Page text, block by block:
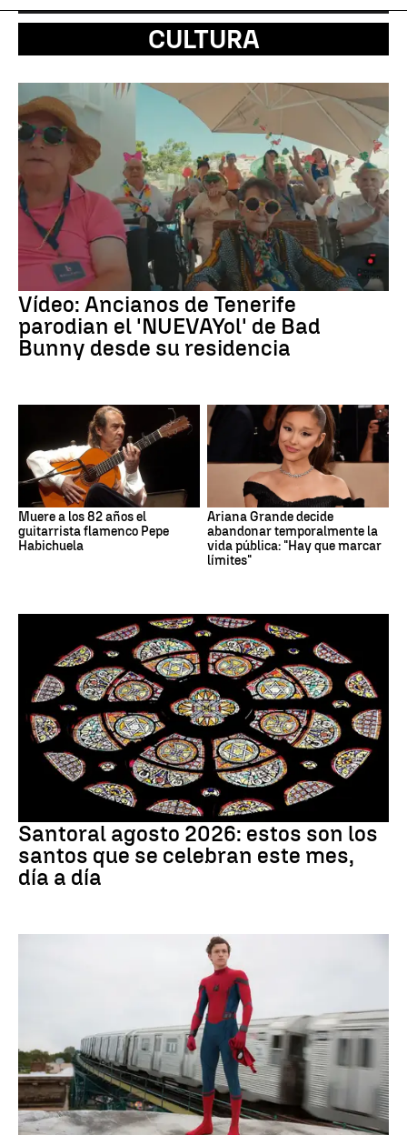
CULTURA
Vídeo: Ancianos de Tenerife
parodian el 'NUEVAYol' de Bad
Bunny desde su residencia
Muere a los 82 años el
guitarrista flamenco Pepe
Habichuela
Ariana Grande decide
abandonar temporalmente la
vida pública: "Hay que marcar
límites"
Santoral agosto 2026: estos son los
santos que se celebran este mes,
día a día
Cine